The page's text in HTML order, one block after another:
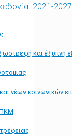
2021-2027
και έξυπνη
νέων κοινωνικών
ΠΚΜ